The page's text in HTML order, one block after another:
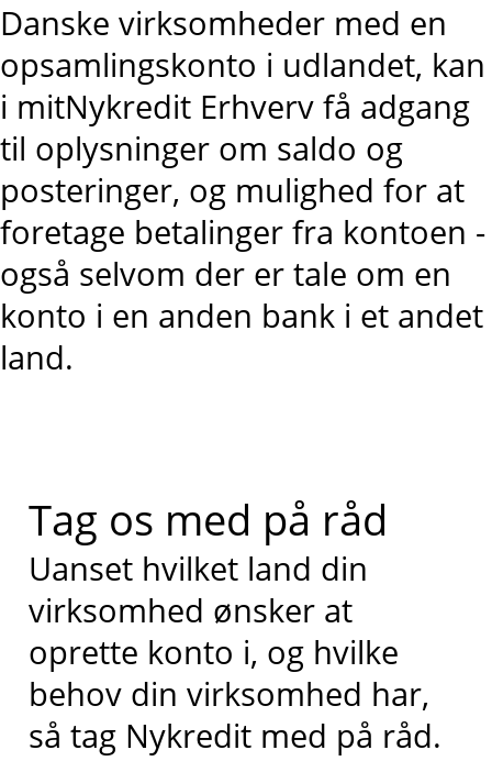
Danske virksomheder med en
opsamlingskonto i udlandet, kan
i mitNykredit Erhverv få adgang
til oplysninger om saldo og
posteringer, og mulighed for at
foretage betalinger fra kontoen -
også selvom der er tale om en
konto i en anden bank i et andet
land.
Tag os med på råd
Uanset hvilket land din
virksomhed ønsker at
oprette konto i, og hvilke
behov din virksomhed har,
så tag Nykredit med på råd.